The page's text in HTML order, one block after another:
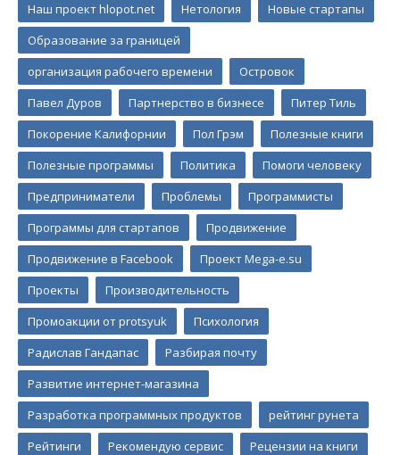
Наш проект hlopot.net
Нетология
Новые стартапы
Образование за границей
организация рабочего времени
Островок
Павел Дуров
Партнерство в бизнесе
Питер Тиль
Покорение Калифорнии
Пол Грэм
Полезные книги
Полезные программы
Политика
Помоги человеку
Предприниматели
Проблемы
Программисты
Программы для стартапов
Продвижение
Продвижение в Facebook
Проект Mega-e.su
Проекты
Производительность
Промоакции от protsyuk
Психология
Радислав Гандапас
Разбирая почту
Развитие интернет-магазина
Разработка программных продуктов
рейтинг рунета
Рейтинги
Рекомендую сервис
Рецензии на книги